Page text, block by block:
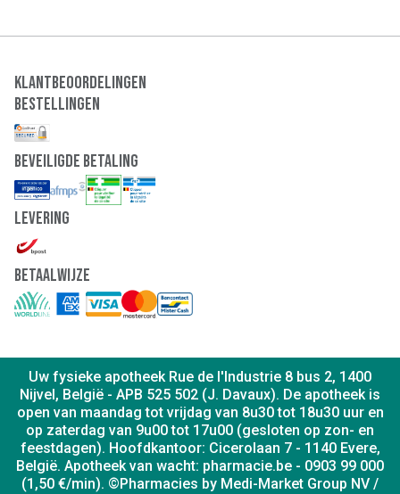
Klantbeoordelingen
Bestellingen
Beveiligde Betaling
Levering
Betaalwijze
Uw fysieke apotheek Rue de l'Industrie 8 bus 2, 1400
Nijvel, België - APB 525 502 (J. Davaux). De apotheek is
open van maandag tot vrijdag van 8u30 tot 18u30 uur en
op zaterdag van 9u00 tot 17u00 (gesloten op zon- en
feestdagen). Hoofdkantoor: Cicerolaan 7 - 1140 Evere,
België. Apotheek van wacht: pharmacie.be - 0903 99 000
(1,50 €/min). ©Pharmacies by Medi-Market Group NV /